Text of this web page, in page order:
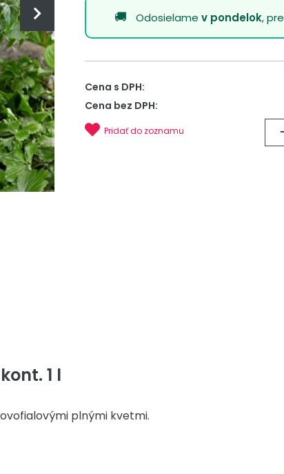
Odosielamev pondelok,
Cena s DPH:
Cena bez DPH:
-
Pridať do zoznamu
1 l
plnými kvetmi.